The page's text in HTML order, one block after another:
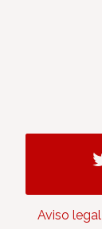
Aviso legal